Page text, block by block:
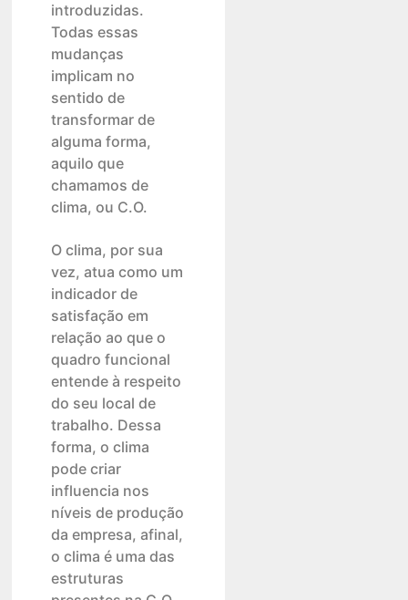
introduzidas.
Todas essas
mudanças
implicam no
sentido de
transformar de
alguma forma,
aquilo que
chamamos de
clima, ou C.O.
O clima, por sua
vez, atua como um
indicador de
satisfação em
relação ao que o
quadro funcional
entende à respeito
do seu local de
trabalho. Dessa
forma, o clima
pode criar
influencia nos
níveis de produção
da empresa, afinal,
o clima é uma das
estruturas